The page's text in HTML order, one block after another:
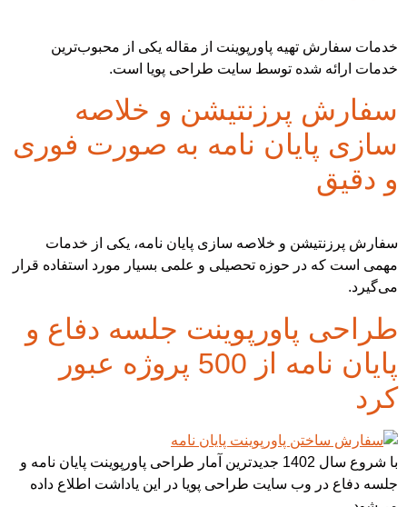
خدمات سفارش تهیه پاورپوینت از مقاله یکی از محبوب‌ترین
خدمات ارائه شده توسط سایت‌ طراحی پویا است.
سفارش پرزنتیشن و خلاصه
سازی پایان نامه به صورت فوری
و دقیق
سفارش پرزنتیشن و خلاصه سازی پایان نامه، یکی از خدمات
مهمی است که در حوزه تحصیلی و علمی بسیار مورد استفاده قرار
می‌گیرد.
طراحی پاورپوینت جلسه دفاع و
پایان نامه از 500 پروژه عبور
کرد
با شروع سال 1402 جدیدترین آمار طراحی پاورپوینت پایان نامه و
جلسه دفاع در وب سایت طراحی پویا در این یاداشت اطلاع داده